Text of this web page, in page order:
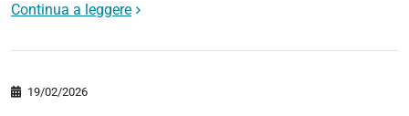
Continua a leggere
19/02/2026